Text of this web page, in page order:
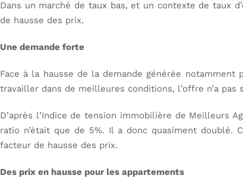
Dans un marché de taux bas, et un contexte de taux
de hausse des prix.
Une demande forte
Face à la hausse de la demande générée
travailler dans de meilleures conditions, l’offre n’a
D’après l’Indice de tension immobilière de Meilleurs
ratio n’était que de 5%. Il a donc quasiment doublé.
facteur de hausse des prix.
Des prix en hausse pour les appartements